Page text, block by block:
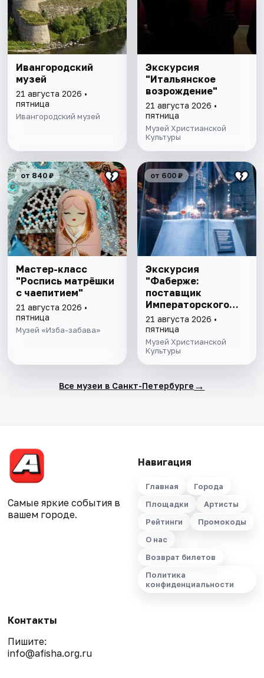
Ивангородский
музей
21 августа 2026 •
пятница
Ивангородский музей
Экскурсия
"Итальянское
возрождение"
21 августа 2026 •
пятница
Музей Христианской
Культуры
от 840 ₽
Мастер-класс
"Роспись матрёшки
с чаепитием"
21 августа 2026 •
пятница
Музей «Изба-забава»
от 600 ₽
Экскурсия
"Фаберже:
поставщик
Императорского
двора"
21 августа 2026 •
пятница
Музей Христианской
Культуры
Все музеи в Санкт-Петербурге →
Самые яркие события в
вашем городе.
Навигация
Главная
Города
Площадки
Артисты
Рейтинги
Промокоды
О нас
Возврат билетов
Политика
конфиденциальности
Контакты
Пишите:
info@afisha.org.ru